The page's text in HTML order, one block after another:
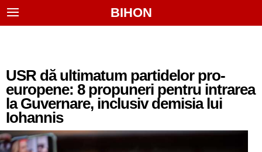
BIHON
USR dă ultimatum partidelor pro-
europene: 8 propuneri pentru intrarea
la Guvernare, inclusiv demisia lui
Iohannis